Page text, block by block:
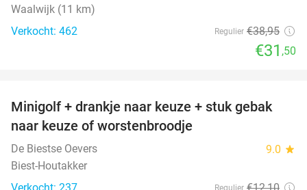
Waalwijk (11 km)
Verkocht: 462
Regulier €38,95
€31 ,50
43%
Minigolf + drankje naar keuze + stuk gebak
naar keuze of worstenbroodje
De Biestse Oevers 9.0 star
Biest-Houtakker
Regulier